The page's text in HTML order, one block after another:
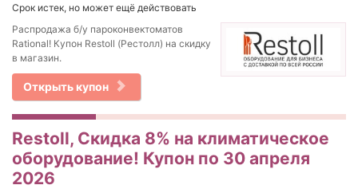
Срок истек, но может ещё действовать
Распродажа б/у пароконвектоматов
Rational! Купон Restoll (Рестолл) на скидку
в магазин.
Открыть купон
Restoll, Скидка 8% на климатическое
оборудование! Купон по 30 апреля
2026